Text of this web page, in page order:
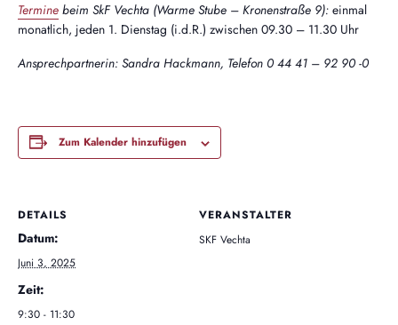
Termine beim SkF Vechta (Warme Stube – Kronenstraße 9): einmal
monatlich, jeden 1. Dienstag (i.d.R.) zwischen 09.30 – 11.30 Uhr
Ansprechpartnerin: Sandra Hackmann, Telefon 0 44 41 – 92 90 -0
Zum Kalender hinzufügen
DETAILS
Datum:
Juni 3, 2025
Zeit:
9:30 - 11:30
VERANSTALTER
SKF Vechta